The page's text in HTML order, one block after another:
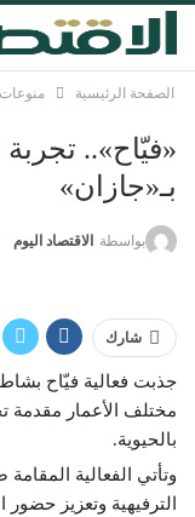
الصفحة الرئيسية منوعات
«فيّاح».. تجربة
بـ«جازان»
بواسطة الاقتصاد اليوم
شارك
جذبت فعالية فيّاح
مختلف الأعمار مقدمة
بالحيوية.
الترفيهية وتعزيز حضور